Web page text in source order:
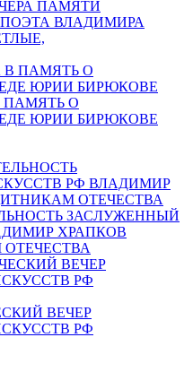
ПАМЯТИ
ВЛАДИМИРА
ПАМЯТЬ О
ЮРИИ БИРЮКОВЕ
ЗАСЛУЖЕННЫЙ
ХРАПКОВ
ВЕЧЕР
РФ